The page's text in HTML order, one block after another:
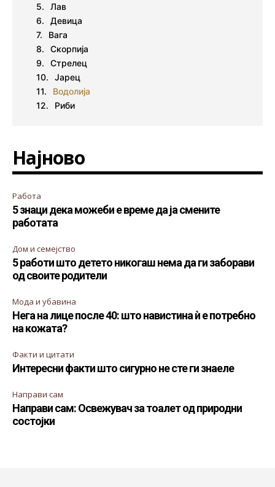
Лав
Девица
Вага
Скорпија
Стрелец
Јарец
Водолија
Риби
Најново
Работа
5 знаци дека можеби е време да ја смените
работата
Дом и семејство
5 работи што детето никогаш нема да ги заборави
од своите родители
Мода и убавина
Нега на лице после 40: што навистина ѝ е потребно
на кожата?
Факти и цитати
Интересни факти што сигурно не сте ги знаеле
Направи сам
Направи сам: Освежувач за тоалет од природни
состојки